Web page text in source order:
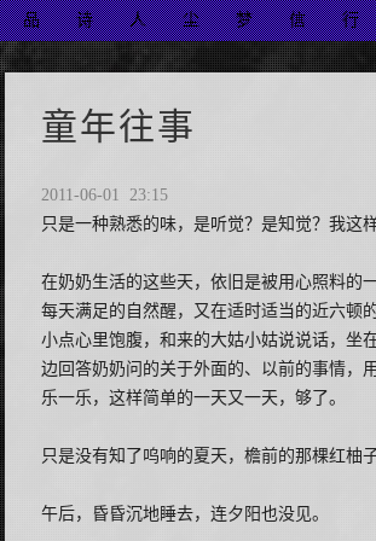
品 诗 人 尘 梦 信 行
童年往事
2011-06-01 23:15
只是一种熟悉的味，是听觉？是知觉？我这
在奶奶生活的这些天，依旧是被用心照料的
每天满足的自然醒，又在适时适当的近六顿
小点心里饱腹，和来的大姑小姑说说话，坐
边回答奶奶问的关于外面的、以前的事情，
乐一乐，这样简单的一天又一天，够了。
只是没有知了呜响的夏天，檐前的那棵红柚
午后，昏昏沉地睡去，连夕阳也没见。